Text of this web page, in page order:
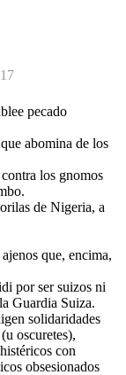
pecado
abomina de los
los gnomos
de Nigeria, a
que, encima,
por ser suizos ni
Guardia Suiza.
solidaridades
oscuretes),
con
obsesionados